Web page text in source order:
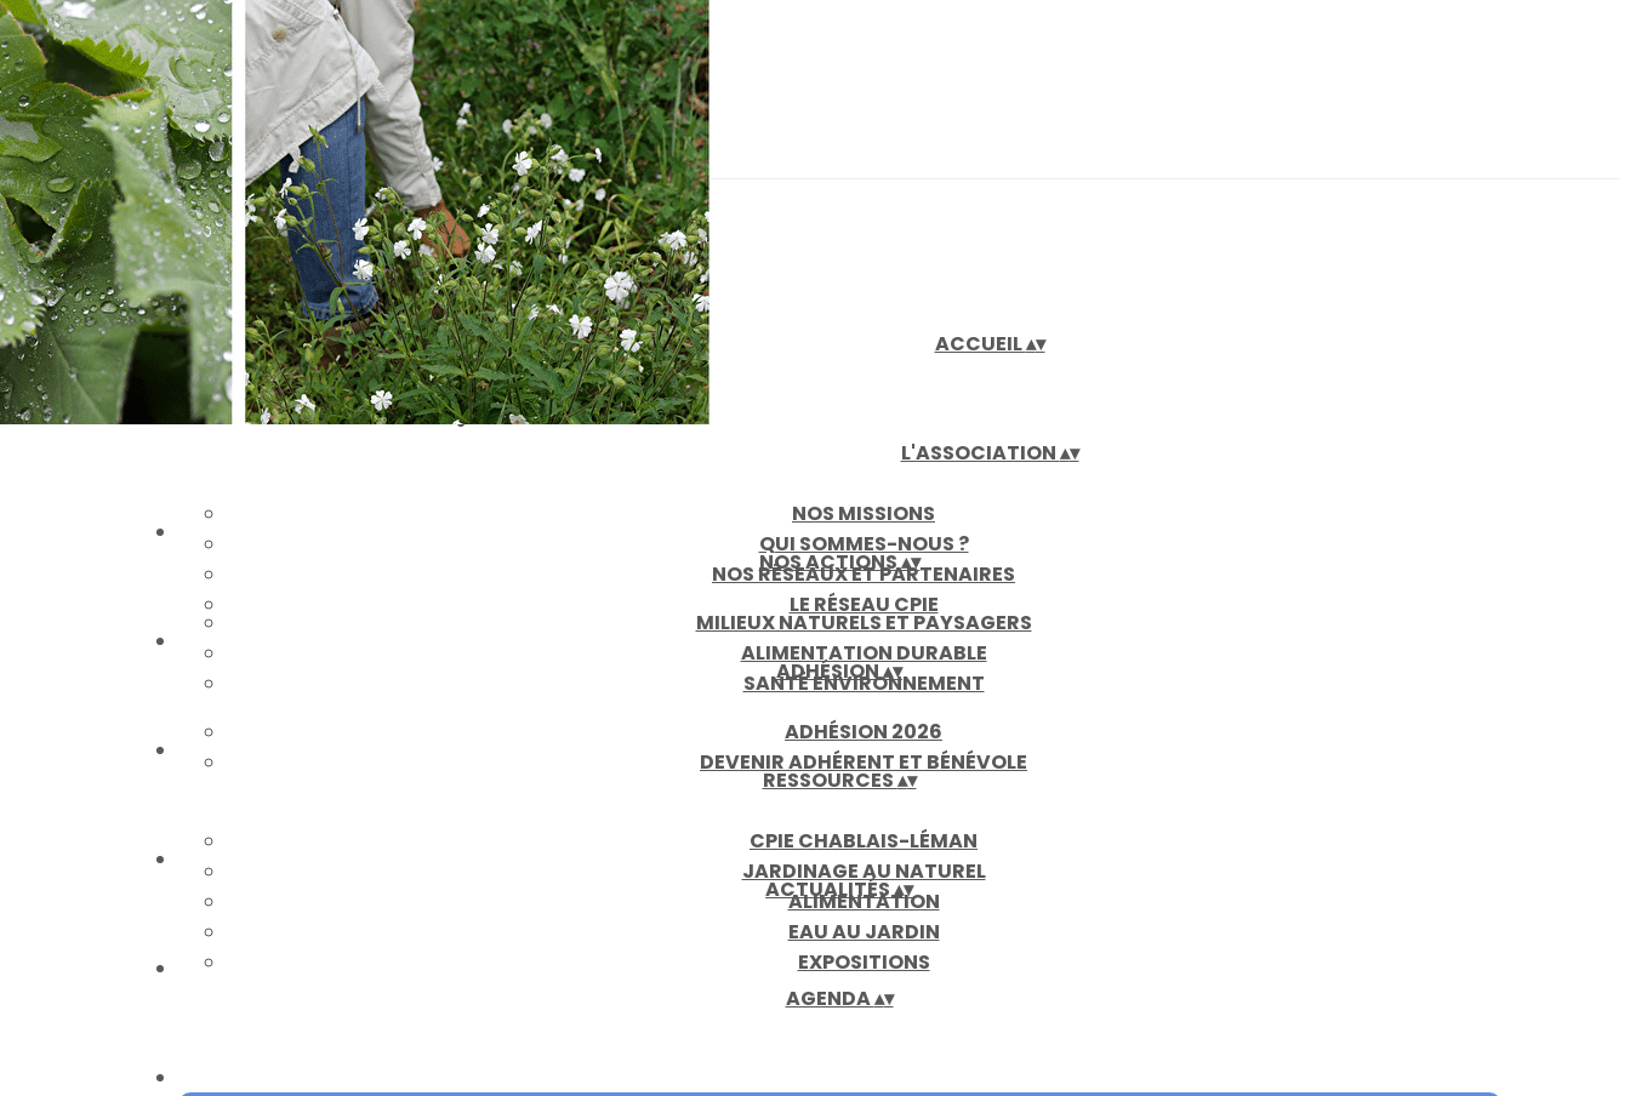
Exporter les lignes sélectionnées
Exporter toutes les colonnes
Exporter uniquement les colonnes affichées
Menu
Ajoutez un logo, un bouton, des réseaux sociaux
Cliquez pour éditer
ACCUEIL▴▾
L'ASSOCIATION▴▾
NOS MISSIONS
QUI SOMMES-NOUS ?
NOS RÉSEAUX ET PARTENAIRES
LE RÉSEAU CPIE
NOS ACTIONS▴▾
MILIEUX NATURELS ET PAYSAGERS
ALIMENTATION DURABLE
SANTÉ ENVIRONNEMENT
ADHÉSION▴▾
ADHÉSION 2026
DEVENIR ADHÉRENT ET BÉNÉVOLE
RESSOURCES▴▾
CPIE CHABLAIS-LÉMAN
JARDINAGE AU NATUREL
ALIMENTATION
EAU AU JARDIN
EXPOSITIONS
ACTUALITÉS▴▾
AGENDA▴▾